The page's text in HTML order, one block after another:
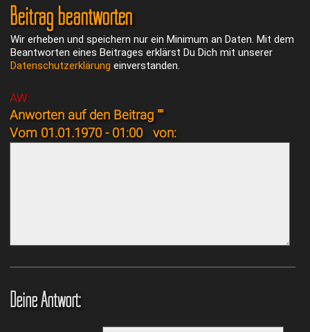
Beitrag beantworten
Wir erheben und speichern nur ein Minimum an Daten. Mit dem
Beantworten eines Beitrages erklärst Du Dich mit unserer
Datenschutzerklärung einverstanden.
AW:
Anworten auf den Beitrag ""
Vom 01.01.1970 - 01:00 von:
Deine Antwort: